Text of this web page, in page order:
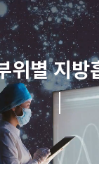
위별 지방